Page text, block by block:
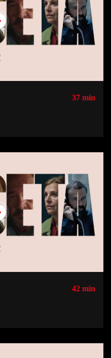
37 min
42 min